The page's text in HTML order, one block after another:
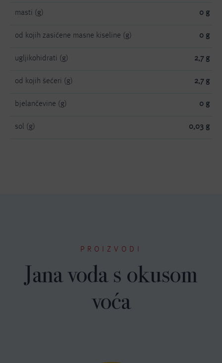
masti (g) 0 g
od kojih zasićene masne kiseline (g) 0 g
ugljikohidrati (g) 2,7 g
od kojih šećeri (g) 2,7 g
bjelančevine (g) 0 g
sol (g) 0,03 g
PROIZVODI
Jana voda s okusom
voća